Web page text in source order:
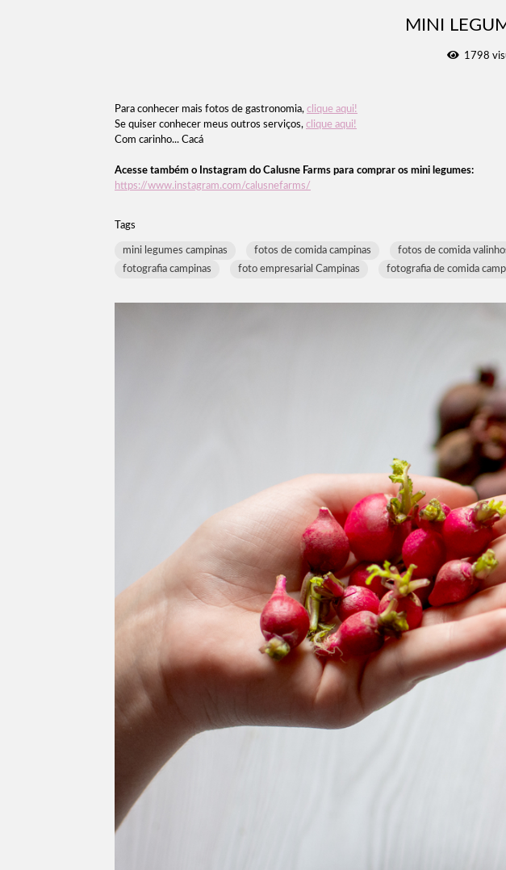
MINI
1798
Para conhecer mais fotos de gastronomia, clique aqui!
Se quiser conhecer meus outros serviços, clique aqui!
Com carinho... Cacá
Acesse também o Instagram do Calusne Farms para comprar os mini legumes:
https://www.instagram.com/calusnefarms/
Tags
mini legumes campinas fotos de comida campinas fotos de comida
fotografia campinas
foto empresarial Campinas fotografia de comida